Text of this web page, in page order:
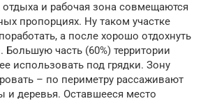
отдыха и рабочая зона совмещаются
пропорциях. Ну таком участке
а после хорошо отдохнуть
Большую часть (60%) территории
использовать под грядки. Зону
– по периметру рассаживают
и деревья. Оставшееся место